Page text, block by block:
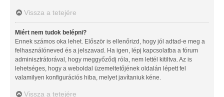
Vissza a tetejére
Miért nem tudok belépni?
Ennek számos oka lehet. Először is ellenőrizd, hogy jól adtad-e meg a
felhasználóneved és a jelszavad. Ha igen, lépj kapcsolatba a fórum
adminisztrátorával, hogy meggyőződj róla, nem lettél kitiltva. Az is
lehetséges, hogy a weboldal üzemeltetőjének oldalán lépett fel
valamilyen konfigurációs hiba, melyet javítaniuk kéne.
Vissza a tetejére